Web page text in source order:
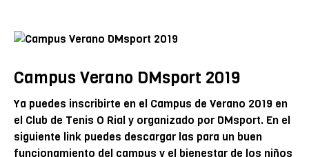
Campus Verano DMsport 2019
Ya puedes inscribirte en el Campus de Verano 2019 en
el Club de Tenis O Rial y organizado por DMsport. En el
siguiente link puedes descargar las para un buen
funcionamiento del campus y el bienestar de los niños